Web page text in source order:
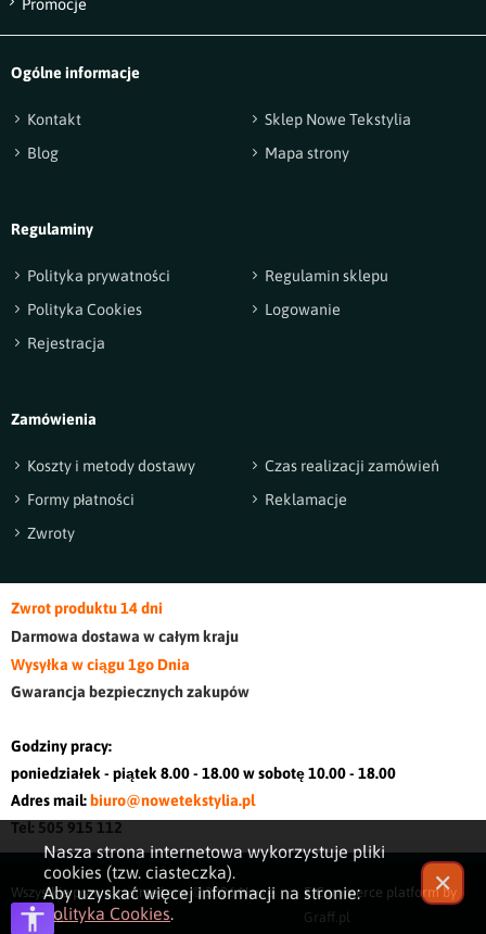
Promocje
Ogólne informacje
Kontakt
Sklep Nowe Tekstylia
Blog
Mapa strony
Regulaminy
Polityka prywatności
Regulamin sklepu
Polityka Cookies
Logowanie
Rejestracja
Zamówienia
Koszty i metody dostawy
Czas realizacji zamówień
Formy płatności
Reklamacje
Zwroty
Zwrot produktu 14 dni
Darmowa dostawa w całym kraju
Wysyłka w ciągu 1go Dnia
Gwarancja bezpiecznych zakupów
Godziny pracy:
poniedziałek - piątek 8.00 - 18.00 w sobotę 10.00 - 18.00
Adres mail: biuro@nowetekstylia.pl
Tel: 505 915 112
Wszystkie prawa zastrzeżone © 2026Nowe
Tekstylia
E-Commerce platform by
Graff.pl
Nasza strona internetowa wykorzystuje pliki
cookies (tzw. ciasteczka).
Aby uzyskać więcej informacji na stronie:
Polityka Cookies.
✕